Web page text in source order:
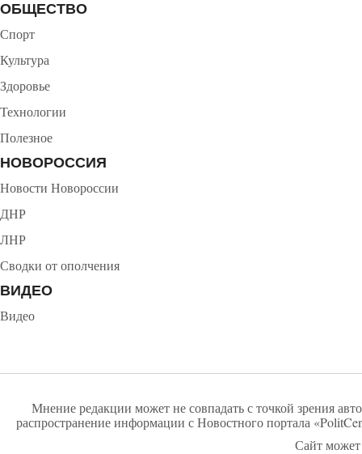
ОБЩЕСТВО
Спорт
Культура
Здоровье
Технологии
Полезное
НОВОРОССИЯ
Новости Новороссии
ДНР
ЛНР
Сводки от ополчения
ВИДЕО
Видео
Мнение редакции может не совпадать с точкой зрения
распространение информации с Новостного портала
Сайт может